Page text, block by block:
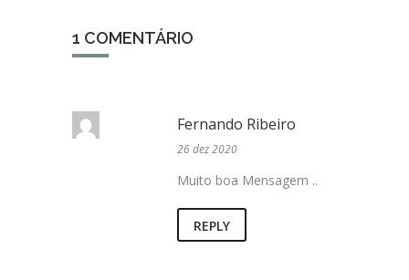
1 COMENTÁRIO
Fernando Ribeiro
26 dez 2020
Muito boa Mensagem ..
REPLY